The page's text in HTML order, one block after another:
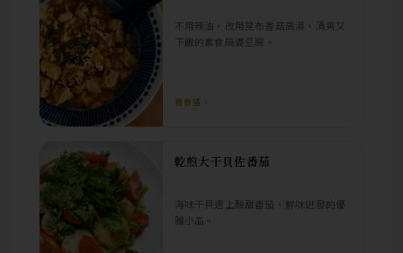
不用辣油，改用昆布香菇高湯，清爽又
下飯的素食麻婆豆腐。
看食譜 ›
乾煎大干貝佐番茄
海味干貝遇上酸甜番茄，鮮味迸發的優
雅小品。